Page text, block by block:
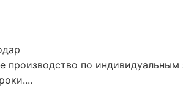
производство по